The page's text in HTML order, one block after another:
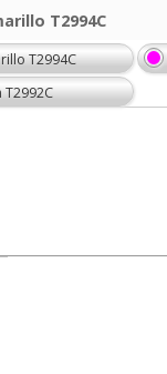
T2994C
T2994C
T2992C
HP 304 - 302